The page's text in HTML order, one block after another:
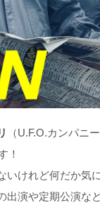
（U.F.O.カンパニ
！
けれど何だか気
演や定期公演な